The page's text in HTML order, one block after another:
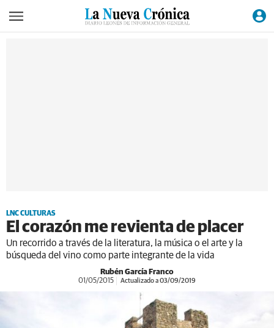
LNC CULTURAS
El corazón me revienta de placer
Un recorrido a través de la literatura, la música o el arte y la
búsqueda del vino como parte integrante de la vida
Rubén García Franco
01/05/2015 Actualizado a 03/09/2019